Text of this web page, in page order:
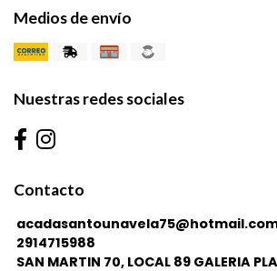
Medios de envío
Nuestras redes sociales
Contacto
2914715988
SAN MARTIN 70, LOCAL 89 GALERIA